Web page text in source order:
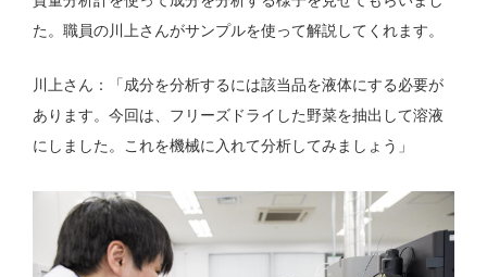
た。職員の川上さんがサンプルを使って解説してくれます。
川上さん：「成分を分析するには該当品を液体にする必要が
あります。今回は、フリーズドライした野菜を抽出して溶液
にしました。これを機械に入れて分析してみましょう」